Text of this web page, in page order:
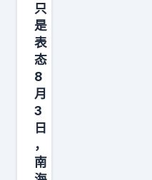
不
是
为
了
主
动
挑
起
冲
只
是
表
态
8
月
3
日
，
南